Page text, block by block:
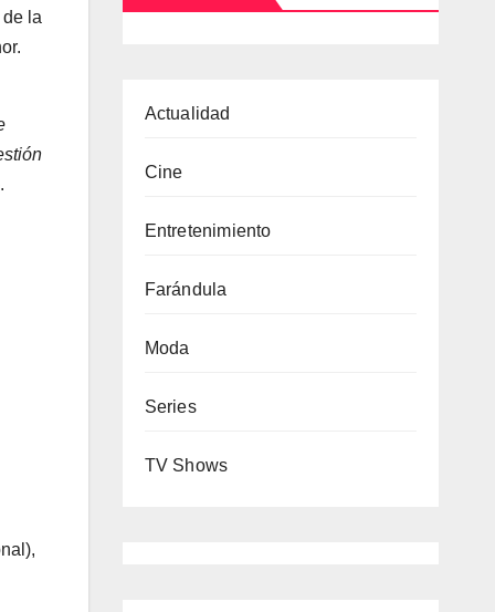
de la
.
Actualidad
Cine
Entretenimiento
Farándula
Moda
Series
TV Shows